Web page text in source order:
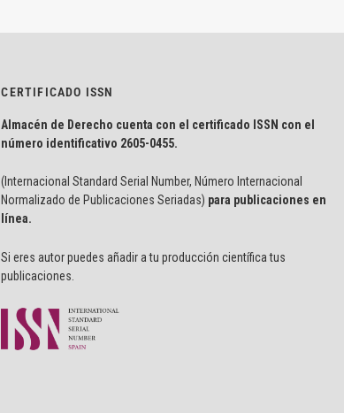
CERTIFICADO ISSN
Almacén de Derecho cuenta con el certificado ISSN con el
número identificativo 2605-0455.
(Internacional Standard Serial Number, Número Internacional
Normalizado de Publicaciones Seriadas) para publicaciones en
línea.
Si eres autor puedes añadir a tu producción científica tus
publicaciones.